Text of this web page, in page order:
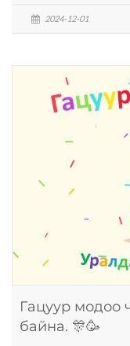
2024-12-01
Гацуур модоо
байна. 🎊🥳